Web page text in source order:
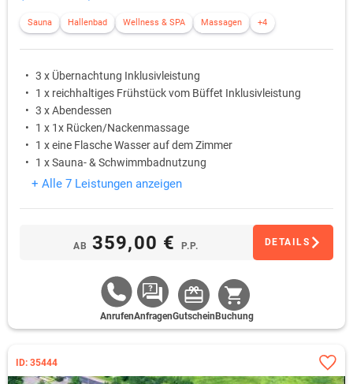
Sauna Hallenbad Wellness & SPA Massagen +4
3 x Übernachtung Inklusivleistung
1 x reichhaltiges Frühstück vom Büffet Inklusivleistung
3 x Abendessen
1 x 1x Rücken/Nackenmassage
1 x eine Flasche Wasser auf dem Zimmer
1 x Sauna- & Schwimmbadnutzung
+ Alle 7 Leistungen anzeigen
AB 359,00 € P.P. DETAILS
AnrufenAnfragenGutschein Buchung
ID: 35444